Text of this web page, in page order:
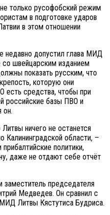
только русофобский режим
в подготовке ударов
в этом отношении
недавно допустил глава МИД
швейцарским изданием
показать русским, что
которую они
есть средства, чтобы при
российские базы ПВО и
он.
ничего не останется
Калининградской области, –
политики,
даже не отдают себе отчёт
заместитель председателя
Медведев. Он сравнил с
Литвы Кястутиса Будриса.